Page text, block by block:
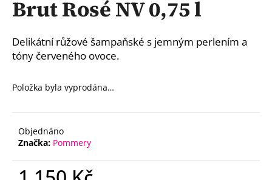
Brut Rosé NV 0,75 l
Delikátní růžové šampaňské s jemným perlením a
tóny červeného ovoce.
Položka byla vyprodána…
Objednáno
Značka: Pommery
a
í
t
HLEDAT